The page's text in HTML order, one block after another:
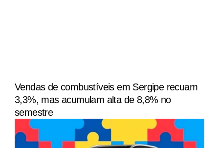
Vendas de combustíveis em Sergipe recuam
3,3%, mas acumulam alta de 8,8% no
semestre